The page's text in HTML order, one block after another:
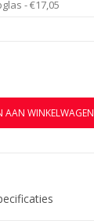
AAN WINKELWAGEN